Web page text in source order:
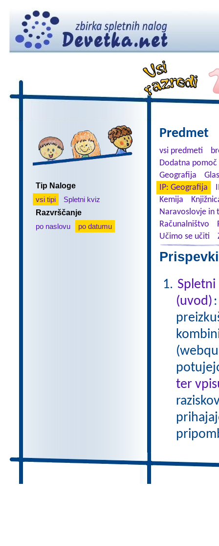
Tip Naloge
vsi tipi
Spletni kviz
Razvrščanje
po naslovu
po datumu
Predmet
vsi predmeti
Dodatna
Geografija
IP: Geografija
Kemija
Naravoslovje in
Računalništvo
Učimo se učiti
(uvod)
ter